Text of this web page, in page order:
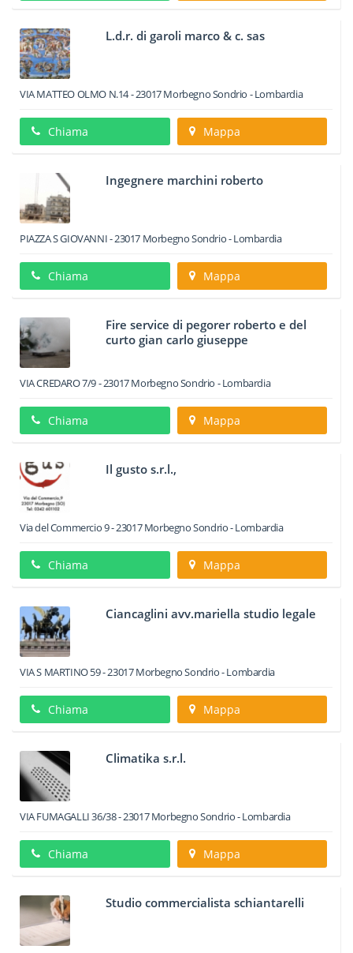
L.d.r. di garoli marco & c. sas
VIA MATTEO OLMO N.14-23017MorbegnoSondrio -Lombardia
Chiama Mappa
Ingegnere marchini roberto
PIAZZA S GIOVANNI-23017 MorbegnoSondrio -Lombardia
Chiama Mappa
Fire service di pegorer roberto e del
curto gian carlo giuseppe
VIA CREDARO 7/9-23017MorbegnoSondrio -Lombardia
Chiama Mappa
Il gusto s.r.l.,
Via del Commercio 9-23017 MorbegnoSondrio -Lombardia
Chiama Mappa
Ciancaglini avv.mariella studio legale
VIA S MARTINO 59-23017MorbegnoSondrio -Lombardia
Chiama Mappa
Climatika s.r.l.
VIA FUMAGALLI 36/38-23017 MorbegnoSondrio -Lombardia
Chiama Mappa
Studio commercialista schiantarelli